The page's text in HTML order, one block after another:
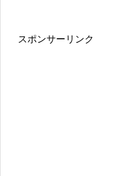
スポンサーリンク